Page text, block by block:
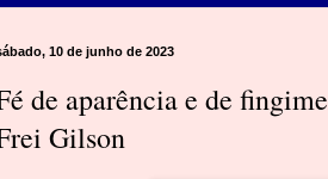
10 de junho de 2023
de aparência e de
Gilson